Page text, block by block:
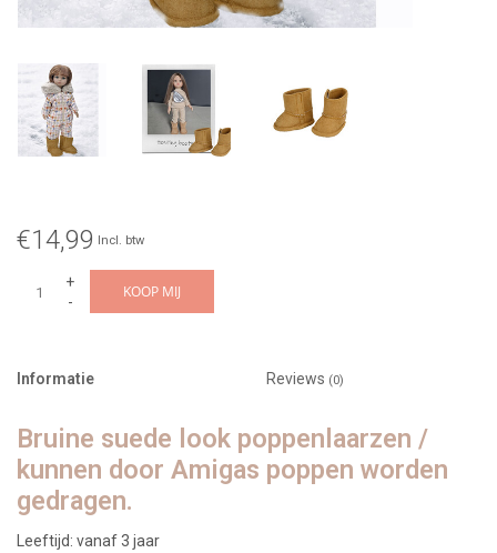
€14,99 Incl. btw
+
-
KOOP MIJ
Informatie Reviews (0)
Bruine suede look poppenlaarzen /
kunnen door Amigas poppen worden
gedragen.
Leeftijd: vanaf 3 jaar